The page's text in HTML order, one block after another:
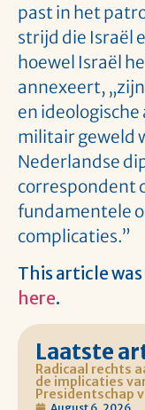
past in het
strijd die Israël
hoewel Israël
annexeert,
en
militair geweld
Nederlandse
correspondent
fundamentele
complicaties.”
This article
here.
Laatste
Radicaal rechts
de implicaties
Presidentschap